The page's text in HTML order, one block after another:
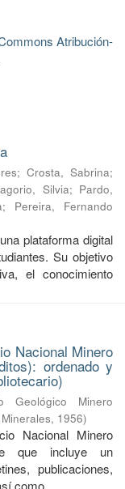
Atribución-
;Crosta, Sabrina;
Silvia; Pardo,
; Pereira, Fernando
plataforma digital
Su objetivo
el conocimiento
Nacional Minero
ordenado y
Geológico Minero
, 1956)
Nacional Minero
que incluye un
publicaciones,
como ...